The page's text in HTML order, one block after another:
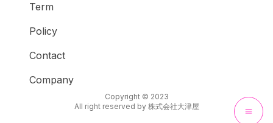
Term
Policy
Contact
Company
Copyright © 2023
All right reserved by 株式会社大津屋